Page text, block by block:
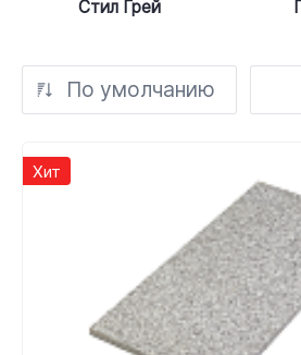
Стил Грей
По умолчанию
Хит